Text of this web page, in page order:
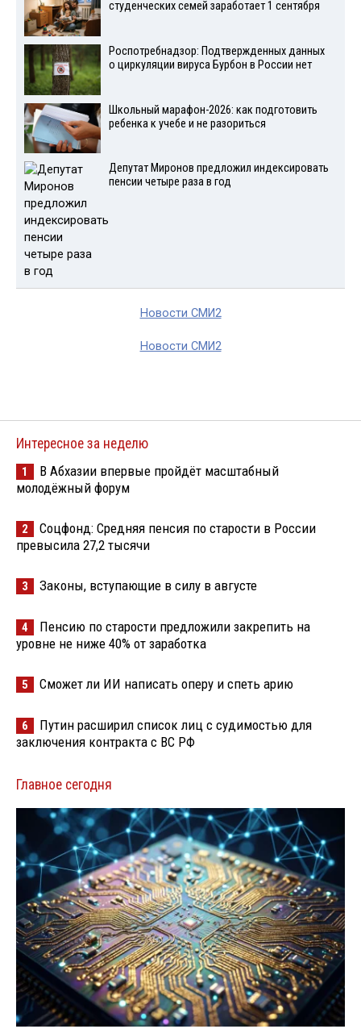
студенческих семей заработает 1 сентября
Роспотребнадзор: Подтвержденных данных
о циркуляции вируса Бурбон в России нет
Школьный марафон-2026: как подготовить
ребенка к учебе и не разориться
Депутат Миронов предложил индексировать
пенсии четыре раза в год
Новости СМИ2
Новости СМИ2
Интересное за неделю
1
В Абхазии впервые пройдёт масштабный
молодёжный форум
2
Соцфонд: Средняя пенсия по старости в России
превысила 27,2 тысячи
3 Законы, вступающие в силу в августе
4
Пенсию по старости предложили закрепить на
уровне не ниже 40% от заработка
5 Сможет ли ИИ написать оперу и спеть арию
6
Путин расширил список лиц с судимостью для
заключения контракта с ВС РФ
Главное сегодня